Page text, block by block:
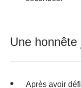
Une
Après avoir